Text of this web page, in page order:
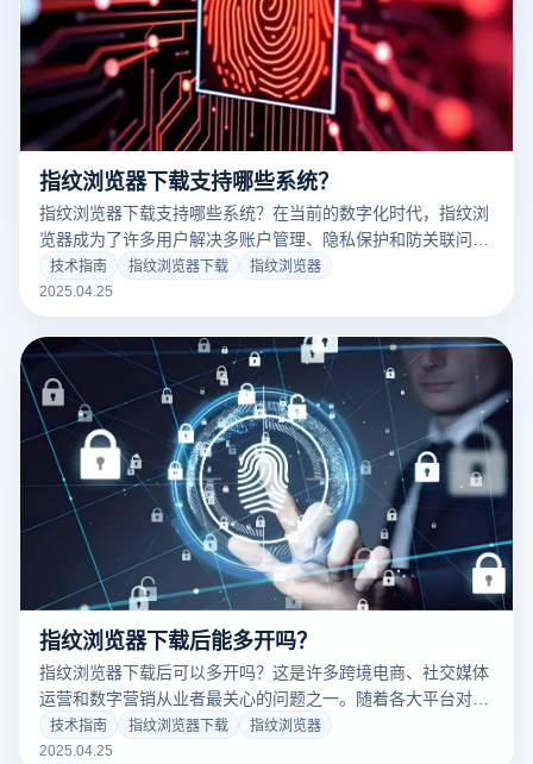
指纹浏览器下载支持哪些系统？
指纹浏览器下载支持哪些系统？在当前的数字化时代，指纹浏
览器成为了许多用户解决多账户管理、隐私保护和防关联问题
的首选工具。作为市场上领先的指纹防护浏览器，云登指纹浏
览器特别受到跨境电商、社交媒体运营和广告营销等行业用户
的青睐。那么，云登指纹浏览器到底支持哪些操作系统呢？让
我们来了解一下它的兼容性。
技术指南 指纹浏览器下载
指纹浏览器
2025.04.25
指纹浏览器下载后能多开吗？
指纹浏览器下载后可以多开吗？这是许多跨境电商、社交媒体
运营和数字营销从业者最关心的问题之一。随着各大平台对多
账户行为的风控日益严格，传统浏览器早已难以满足“多账户
同时登录”与“环境隔离操作”的需求。为解决这一痛点，云登指
技术指南 指纹浏览器下载
指纹浏览器
2025.04.25